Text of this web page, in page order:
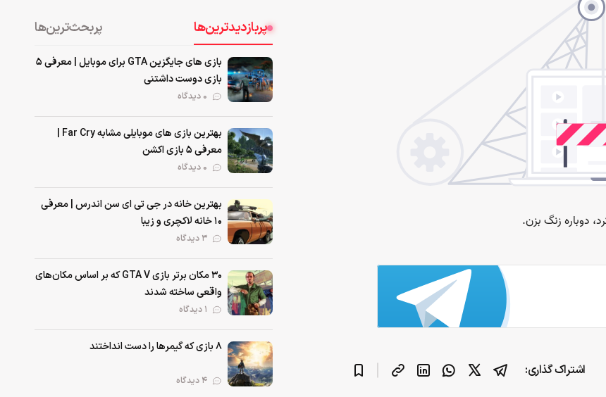
پربازدیدترین‌ها پربحث‌ترین‌ها
بازی های جایگزین GTA برای موبایل | معرفی ۵
بازی دوست داشتنی
بهترین بازی‌ های موبایلی مشابه Far Cry |
معرفی ۵ بازی اکشن
بهترین خانه در جی تی ای سن اندرس | معرفی
۱۰ خانه لاکچری و زیبا
۳۰ مکان برتر بازی GTA V که بر اساس مکان‌های
واقعی ساخته شدند
۸ بازی که گیمرها را دست انداختند
اشتراک گذاری: